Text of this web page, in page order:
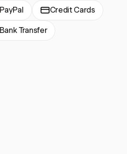
PayPal Credit Cards
Bank Transfer